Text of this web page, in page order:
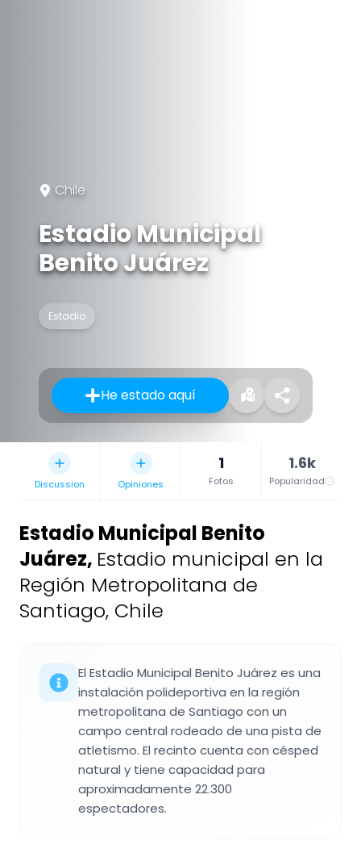
Chile
Estadio Municipal
Benito Juárez
Estadio
He estado aquí
Discussion Opiniones
1
Fotos
1.6k
Popularidad
Estadio Municipal Benito
Juárez, Estadio municipal en la
Región Metropolitana de
Santiago, Chile
El Estadio Municipal Benito Juárez es una
instalación polideportiva en la región
metropolitana de Santiago con un
campo central rodeado de una pista de
atletismo. El recinto cuenta con césped
natural y tiene capacidad para
aproximadamente 22.300
espectadores.